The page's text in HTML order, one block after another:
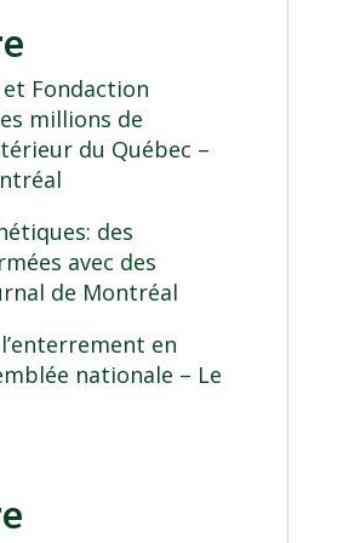
et Fondaction
millions de
du Québec –
des
avec des
de Montréal
en
nationale – Le